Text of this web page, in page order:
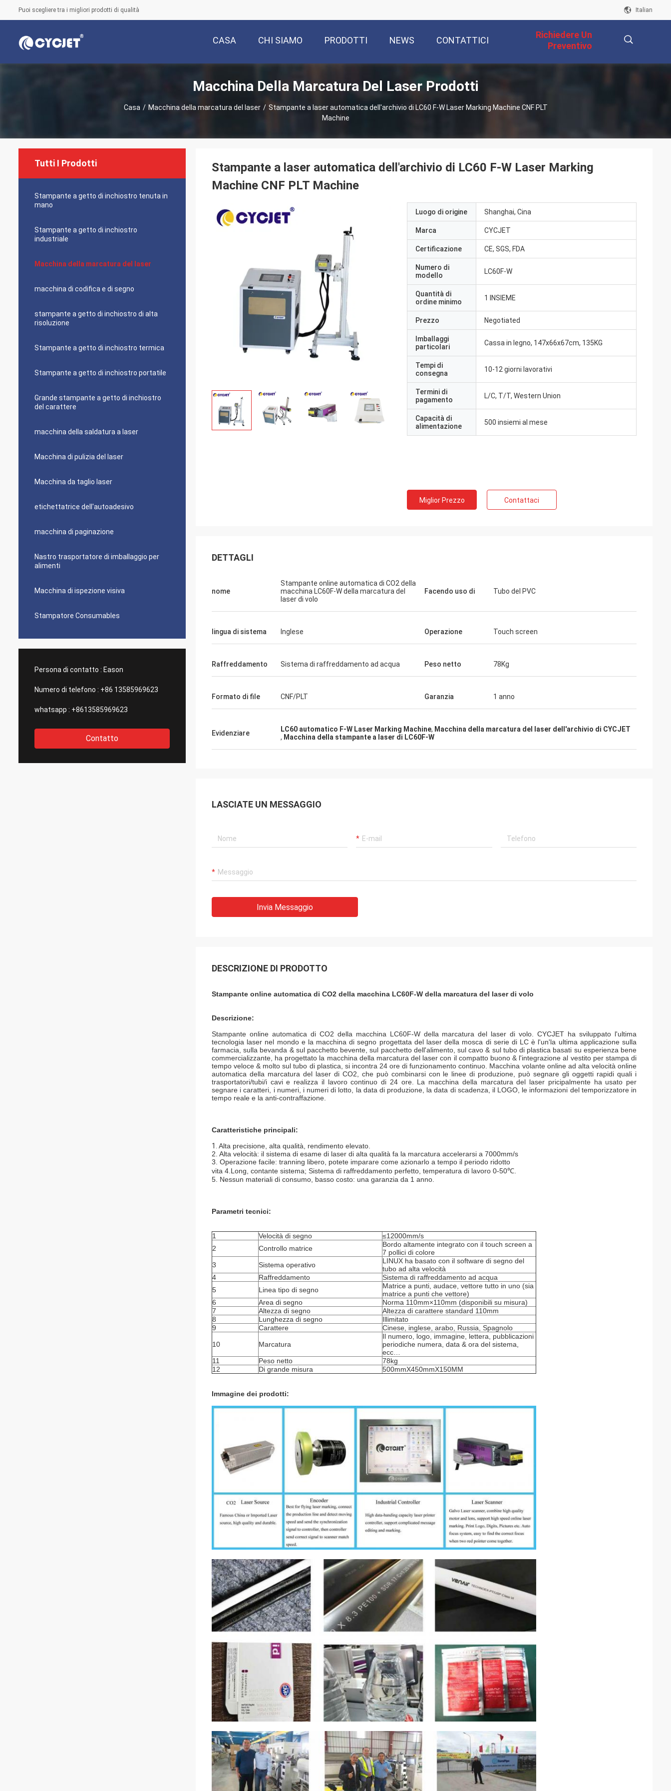
Puoi scegliere tra i migliori prodotti di qualità Italian
CASA CHI SIAMO PRODOTTI NEWS CONTATTICI
Richiedere Un
Preventivo
Macchina Della Marcatura Del Laser Prodotti
Casa / Macchina della marcatura del laser / Stampante a laser automatica dell'archivio di LC60 F-W Laser Marking Machine CNF PLT
Machine
Tutti I Prodotti
Stampante a getto di inchiostro tenuta in
mano
Stampante a getto di inchiostro
industriale
Macchina della marcatura del laser
macchina di codifica e di segno
stampante a getto di inchiostro di alta
risoluzione
Stampante a getto di inchiostro termica
Stampante a getto di inchiostro portatile
Grande stampante a getto di inchiostro
del carattere
macchina della saldatura a laser
Macchina di pulizia del laser
Macchina da taglio laser
etichettatrice dell'autoadesivo
macchina di paginazione
Nastro trasportatore di imballaggio per
alimenti
Macchina di ispezione visiva
Stampatore Consumables
Persona di contatto : Eason
Numero di telefono : +86 13585969623
whatsapp : +8613585969623
Contatto
Stampante a laser automatica dell'archivio di LC60 F-W Laser Marking
Machine CNF PLT Machine
Luogo di origine Shanghai, Cina
Marca CYCJET
Certificazione CE, SGS, FDA
Numero di
modello
LC60F-W
Quantità di
ordine minimo
1 INSIEME
Prezzo Negotiated
Imballaggi
particolari
Cassa in legno, 147x66x67cm, 135KG
Tempi di
consegna
10-12 giorni lavorativi
Termini di
pagamento
L/C, T/T, Western Union
Capacità di
alimentazione
500 insiemi al mese
Miglior Prezzo Contattaci
DETTAGLI
nome
Stampante online automatica di CO2 della
macchina LC60F-W della marcatura del
laser di volo
Facendo uso di Tubo del PVC
lingua di sistema Inglese Operazione Touch screen
Raffreddamento Sistema di raffreddamento ad acqua Peso netto 78Kg
Formato di file CNF/PLT Garanzia 1 anno
Evidenziare LC60 automatico F-W Laser Marking Machine, Macchina della marcatura del laser dell'archivio di CYCJET
, Macchina della stampante a laser di LC60F-W
LASCIATE UN MESSAGGIO
Invia Messaggio
DESCRIZIONE DI PRODOTTO
Stampante online automatica di CO2 della macchina LC60F-W della marcatura del laser di volo
Descrizione:
Stampante online automatica di CO2 della macchina LC60F-W della marcatura del laser di volo. CYCJET ha sviluppato l'ultima
tecnologia laser nel mondo e la macchina di segno progettata del laser della mosca di serie di LC è l'un'la ultima applicazione sulla
farmacia, sulla bevanda & sul pacchetto bevente, sul pacchetto dell'alimento, sul cavo & sul tubo di plastica basati su esperienza bene
commercializzante, ha progettato la macchina della marcatura del laser con il compatto buono & l'integrazione al vestito per stampa di
tempo veloce & molto sul tubo di plastica, si incontra 24 ore di funzionamento continuo. Macchina volante online ad alta velocità online
automatica della marcatura del laser di CO2, che può combinarsi con le linee di produzione, può segnare gli oggetti rapidi quali i
trasportatori/tubi/i cavi e realizza il lavoro continuo di 24 ore. La macchina della marcatura del laser pricipalmente ha usato per
segnare i caratteri, i numeri, i numeri di lotto, la data di produzione, la data di scadenza, il LOGO, le informazioni del temporizzatore in
tempo reale e la anti-contraffazione.
Caratteristiche principali:
1. Alta precisione, alta qualità, rendimento elevato.
2. Alta velocità: il sistema di esame di laser di alta qualità fa la marcatura accelerarsi a 7000mm/s
3. Operazione facile: tranning libero, potete imparare come azionarlo a tempo il periodo ridotto
vita 4.Long, contante sistema; Sistema di raffreddamento perfetto, temperatura di lavoro 0-50℃.
5. Nessun materiali di consumo, basso costo: una garanzia da 1 anno.
Parametri tecnici:
1 Velocità di segno
≤12000mm/s
2
Controllo matrice
Bordo altamente integrato con il touch screen a
7 pollici di colore
3
Sistema operativo
LINUX ha basato con il software di segno del
tubo ad alta velocità
4
Raffreddamento
Sistema di raffreddamento ad acqua
5
Linea tipo di segno
Matrice a punti, audace, vettore tutto in uno (sia
matrice a punti che vettore)
6
Area di segno
Norma 110mm×110mm (disponibili su misura)
7
Altezza di segno
Altezza di carattere standard 110mm
8
Lunghezza di segno
Illimitato
9
Carattere Cinese, inglese, arabo, Russia, Spagnolo
10 Marcatura
Il numero, logo, immagine, lettera, pubblicazioni
periodiche numera, data & ora del sistema,
ecc…
11
Peso netto
78kg
12
Di grande misura 500mmX450mmX150MM
Immagine dei prodotti: